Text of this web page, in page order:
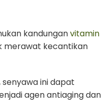
kandunganvitamin
merawat kecantikan
ini dapat
agen antiaging dan